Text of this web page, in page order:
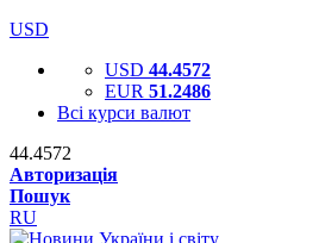
USD
USD 44.4572
EUR 51.2486
Всі курси валют
44.4572
Авторизація
Пошук
RU